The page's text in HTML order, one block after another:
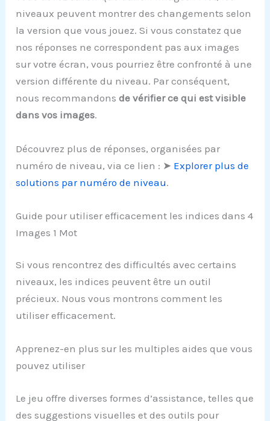
niveaux peuvent montrer des changements selon
la version que vous jouez. Si vous constatez que
nos réponses ne correspondent pas aux images
sur votre écran, vous pourriez être confronté à une
version différente du niveau. Par conséquent,
nous recommandonsde vérifier ce qui est visible
dans vos images.
Découvrez plus de réponses, organisées par
numéro de niveau, via ce lien : ➤ Explorer plus de
solutions par numéro de niveau.
Guide pour utiliser efficacement les indices dans 4
Images 1 Mot
Si vous rencontrez des difficultés avec certains
niveaux, les indices peuvent être un outil
précieux. Nous vous montrons comment les
utiliser efficacement.
Apprenez-en plus sur les multiples aides que vous
pouvez utiliser
Le jeu offre diverses formes d’assistance, telles que
des suggestions visuelles et des outils pour